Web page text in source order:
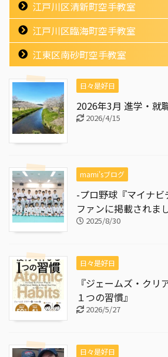
江戸川区清新町空手教室
江戸川区臨海町空手教室
江東区南砂町空手教室
日々是好日
2026年3月 進学・就
2026/4/15
mami'sブログ
-プロ野球『マイナ
ファンに掲載されま
2025/8/30
日々是好日
『ジェームズ・クリ
１つの習慣』
2026/5/27
日々是好日